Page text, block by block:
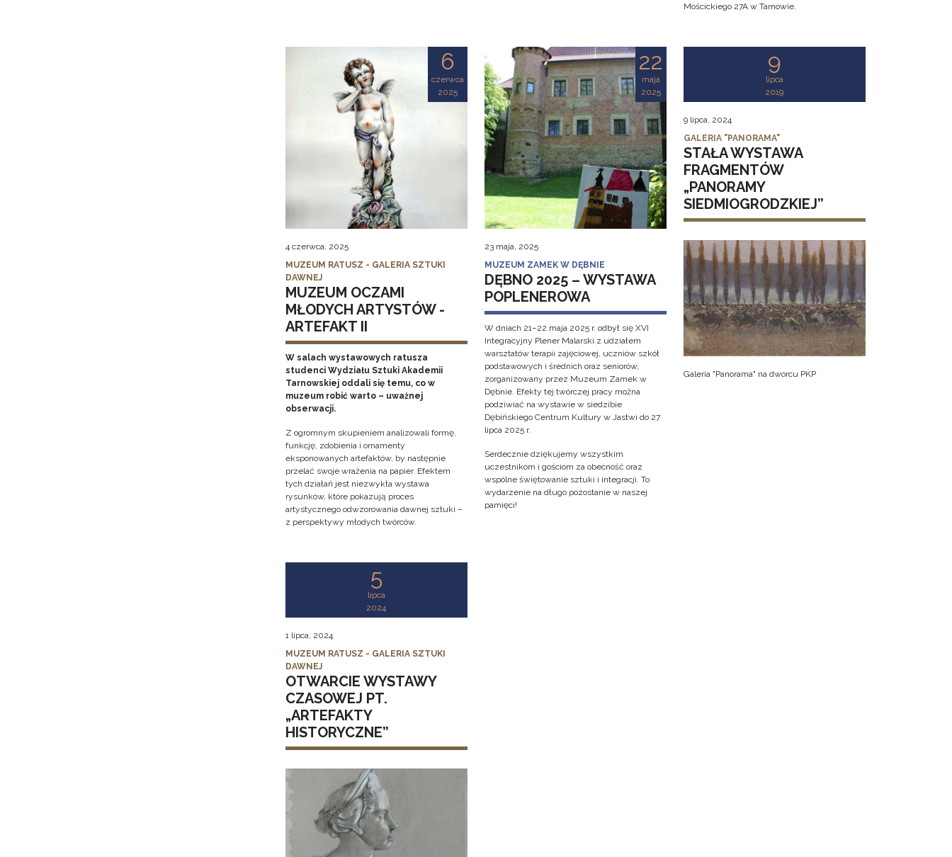
Mościckiego 27A w Tarnowie.
6
czerwca
2025
4 czerwca, 2025
MUZEUM RATUSZ - GALERIA SZTUKI
DAWNEJ
MUZEUM OCZAMI
MŁODYCH ARTYSTÓW -
ARTEFAKT II
W salach wystawowych ratusza
studenci Wydziału Sztuki Akademii
Tarnowskiej oddali się temu, co w
muzeum robić warto – uważnej
obserwacji.
Z ogromnym skupieniem analizowali formę,
funkcję, zdobienia i ornamenty
eksponowanych artefaktów, by następnie
przelać swoje wrażenia na papier. Efektem
tych działań jest niezwykła wystawa
rysunków, które pokazują proces
artystycznego odwzorowania dawnej sztuki –
z perspektywy młodych twórców.
22
maja
2025
23 maja, 2025
MUZEUM ZAMEK W DĘBNIE
DĘBNO 2025 – WYSTAWA
POPLENEROWA
W dniach 21–22 maja 2025 r. odbył się XVI
Integracyjny Plener Malarski z udziałem
warsztatów terapii zajęciowej, uczniów szkół
podstawowych i średnich oraz seniorów,
zorganizowany przez Muzeum Zamek w
Dębnie. Efekty tej twórczej pracy można
podziwiać na wystawie w siedzibie
Dębińskiego Centrum Kultury w Jastwi do 27
lipca 2025 r.
Serdecznie dziękujemy wszystkim
uczestnikom i gościom za obecność oraz
wspólne świętowanie sztuki i integracji. To
wydarzenie na długo pozostanie w naszej
pamięci!
9
lipca
2019
9 lipca, 2024
GALERIA "PANORAMA"
STAŁA WYSTAWA
FRAGMENTÓW
„PANORAMY
SIEDMIOGRODZKIEJ”
Galeria "Panorama" na dworcu PKP
5
lipca
2024
1 lipca, 2024
MUZEUM RATUSZ - GALERIA SZTUKI
DAWNEJ
OTWARCIE WYSTAWY
CZASOWEJ PT.
„ARTEFAKTY
HISTORYCZNE”